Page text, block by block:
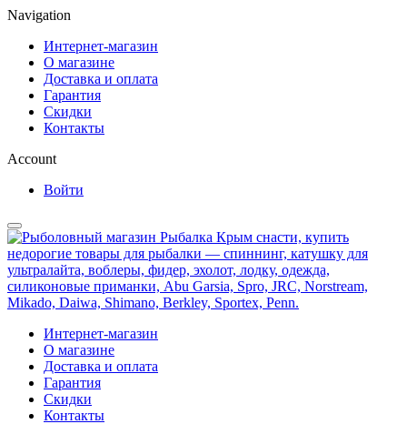
Navigation
Интернет-магазин
О магазине
Доставка и оплата
Гарантия
Скидки
Контакты
Account
Войти
Интернет-магазин
О магазине
Доставка и оплата
Гарантия
Скидки
Контакты